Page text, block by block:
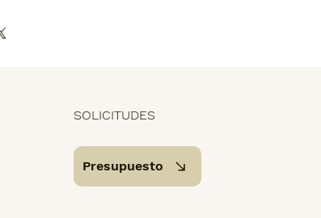
SOLICITUDES
Presupuesto